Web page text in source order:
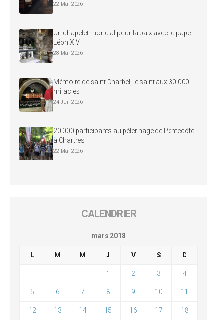
22 Mai 2026
Un chapelet mondial pour la paix avec le pape
Léon XIV
28 Mai 2026
Mémoire de saint Charbel, le saint aux 30 000
miracles
24 Juil 2026
20 000 participants au pèlerinage de Pentecôte
à Chartres
22 Mai 2026
CALENDRIER
mars 2018
L M M J V S D
1 2 3 4
5 6 7 8 9 10 11
12 13 14 15 16 17 18